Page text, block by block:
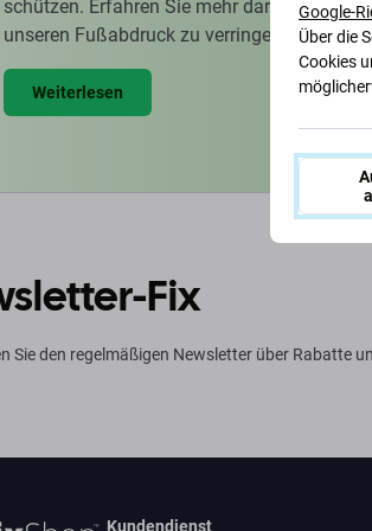
schützen. Erfahren Sie mehr darüber, wie
unseren Fußabdruck zu verringern.
Weiterlesen
Fix
Sie den regelmäßigen Newsletter über Rabatte
Kundendienst
Google-
Über die
Cookies